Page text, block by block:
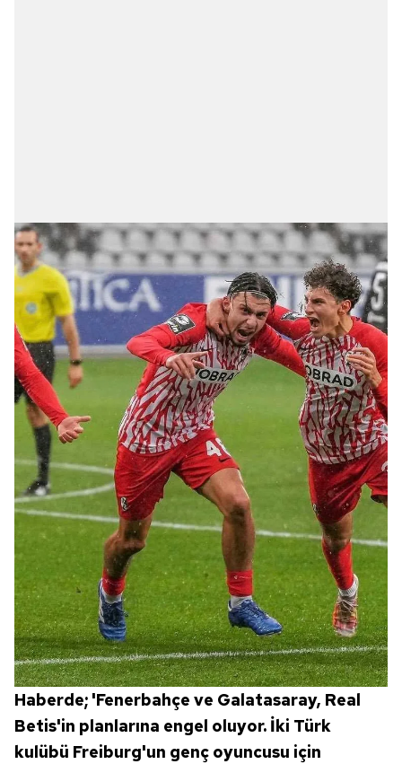
Haberde; 'Fenerbahçe ve Galatasaray, Real
Betis'in planlarına engel oluyor. İki Türk
kulübü Freiburg'un genç oyuncusu için